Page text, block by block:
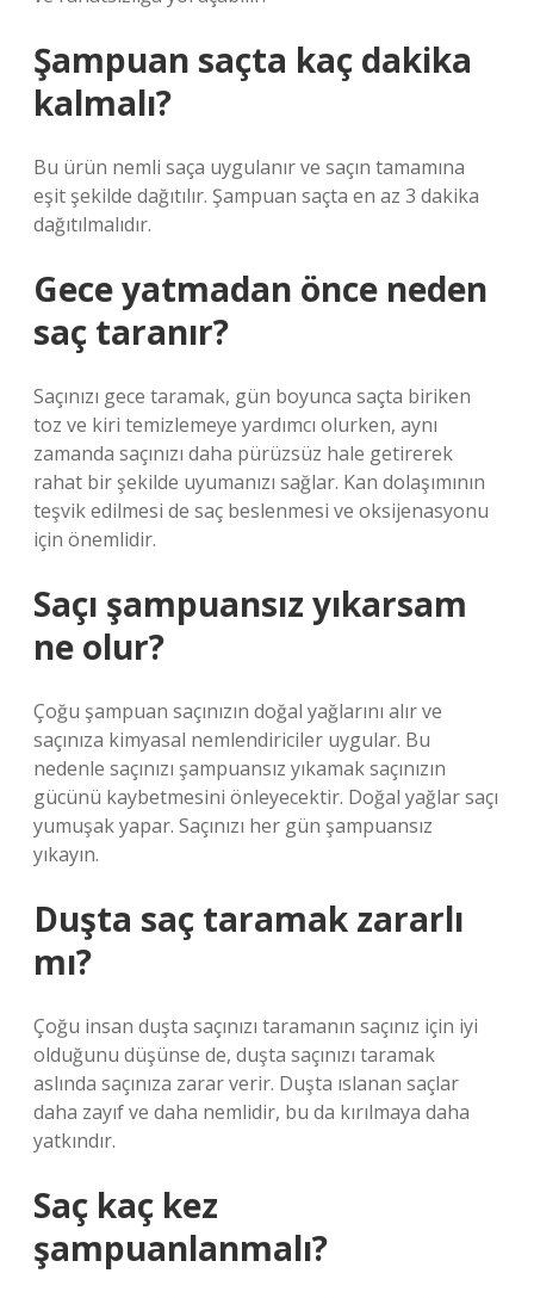
Şampuan saçta kaç dakika
kalmalı?
Bu ürün nemli saça uygulanır ve saçın tamamına
eşit şekilde dağıtılır. Şampuan saçta en az 3 dakika
dağıtılmalıdır.
Gece yatmadan önce neden
saç taranır?
Saçınızı gece taramak, gün boyunca saçta biriken
toz ve kiri temizlemeye yardımcı olurken, aynı
zamanda saçınızı daha pürüzsüz hale getirerek
rahat bir şekilde uyumanızı sağlar. Kan dolaşımının
teşvik edilmesi de saç beslenmesi ve oksijenasyonu
için önemlidir.
Saçı şampuansız yıkarsam
ne olur?
Çoğu şampuan saçınızın doğal yağlarını alır ve
saçınıza kimyasal nemlendiriciler uygular. Bu
nedenle saçınızı şampuansız yıkamak saçınızın
gücünü kaybetmesini önleyecektir. Doğal yağlar saçı
yumuşak yapar. Saçınızı her gün şampuansız
yıkayın.
Duşta saç taramak zararlı
mı?
Çoğu insan duşta saçınızı taramanın saçınız için iyi
olduğunu düşünse de, duşta saçınızı taramak
aslında saçınıza zarar verir. Duşta ıslanan saçlar
daha zayıf ve daha nemlidir, bu da kırılmaya daha
yatkındır.
Saç kaç kez
şampuanlanmalı?